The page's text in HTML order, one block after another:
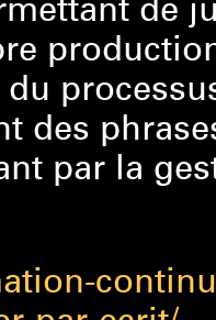
de
des
par la